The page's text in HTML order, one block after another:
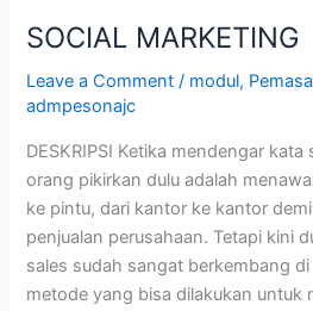
SOCIAL MARKETING
Leave a Comment / modul,
admpesonajc
DESKRIPSI Ketika mendengar
orang pikirkan dulu adalah
ke pintu, dari kantor ke kantor
penjualan perusahaan. Tetapi kini
sales sudah sangat berkembang
metode yang bisa dilakukan untuk